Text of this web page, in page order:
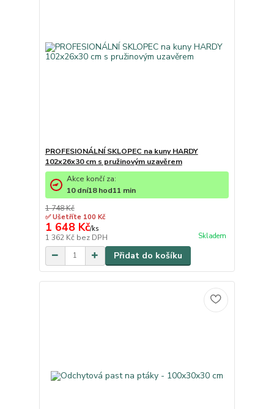
PROFESIONÁLNÍ SKLOPEC na kuny HARDY
102x26x30 cm s pružinovým uzavěrem
1 748 Kč
✅ Ušetříte 100 Kč
1 648 Kč/ks
1 362 Kč bez DPH Skladem
Akce končí za:
10 dní18hod11 min
Přidat do košíku